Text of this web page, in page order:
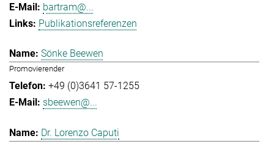
bartram@...
Publikationsreferenzen
Sönke Beewen
Promovierender
+49 (0)3641 57-1255
sbeewen@...
Dr. Lorenzo Caputi